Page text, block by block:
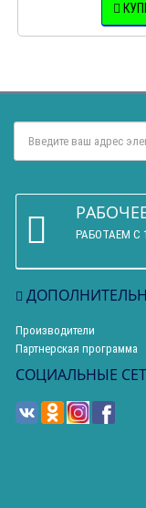
68
РАБОТАЕМ С
Производители
Партнерская программа
СОЦИАЛЬНЫЕ